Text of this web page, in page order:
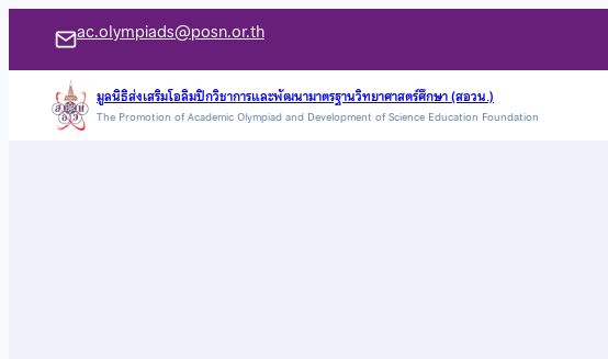
เนื้อหา
ac.olympiads@posn.or.th
มูลนิธิส่งเสริมโอลิมปิกวิชาการและพัฒนามาตรฐานวิทยาศาสตร์ศึกษา (สอวน.)
The Promotion of Academic Olympiad and Development of Science Education Foundation